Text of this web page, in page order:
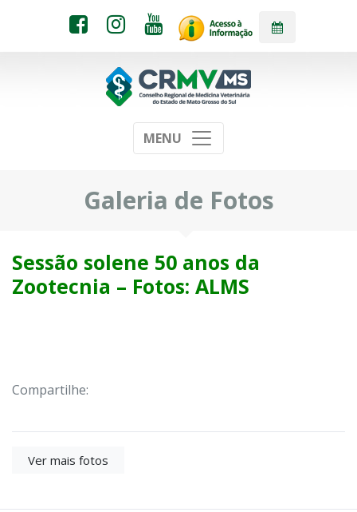
MENU
Galeria de Fotos
Sessão solene 50 anos da
Zootecnia – Fotos: ALMS
Compartilhe:
Ver mais fotos